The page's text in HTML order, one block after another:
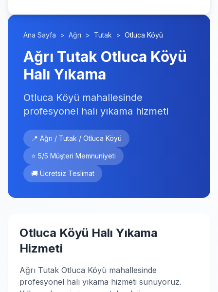
Ana Sayfa > Ağrı > Tutak > Otluca Köyü
Ağrı Tutak Otluca Köyü
Halı Yıkama
Otluca Köyü mahallesinde
profesyonel halı yıkama hizmeti
📍 Ağrı / Tutak / Otluca Köyü
⭐ 5/5 Müşteri Memnuniyeti
🚚 Ücretsiz Teslimat
Otluca Köyü Halı Yıkama
Hizmeti
Ağrı Tutak Otluca Köyü mahallesinde
profesyonel halı yıkama hizmeti sunuyoruz.